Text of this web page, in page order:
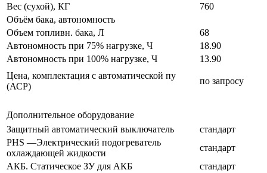
Вес (сухой), КГ
760
Объём бака, автономность
Объем топливн. бака, Л
68
Автономность при 75% нагрузке, Ч
18.90
Автономность при 100% нагрузке, Ч
13.90
Цена, комплектация с автоматической пу
(АСР)
по запросу
Дополнительное оборудование
Защитный автоматический выключатель
стандарт
PHS —Электрический подогреватель
охлаждающей жидкости
стандарт
АКБ. Статическое ЗУ для АКБ
стандарт